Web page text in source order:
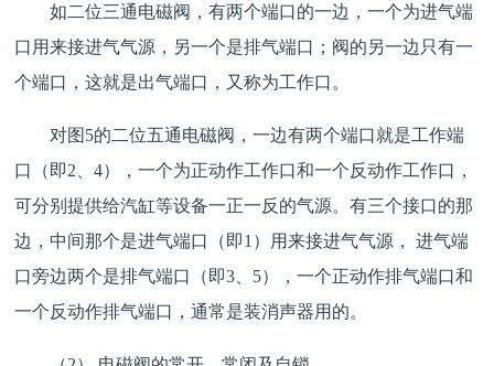
如二位三通电磁阀，有两个端口的一边，一个为进气端
口用来接进气气源，另一个是排气端口；阀的另一边只有一
个端口，这就是出气端口，又称为工作口。
对图5的二位五通电磁阀，一边有两个端口就是工作端
口（即2、4），一个为正动作工作口和一个反动作工作口，
可分别提供给汽缸等设备一正一反的气源。有三个接口的那
边，中间那个是进气端口（即1）用来接进气气源， 进气端
口旁边两个是排气端口（即3、5），一个正动作排气端口和
一个反动作排气端口，通常是装消声器用的。